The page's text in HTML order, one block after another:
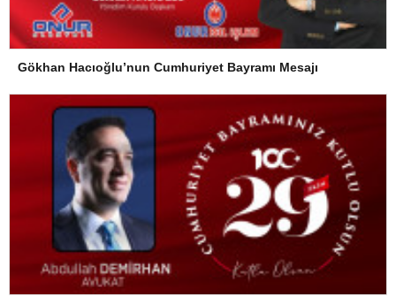
Gökhan Hacıoğlu’nun Cumhuriyet Bayramı Mesajı